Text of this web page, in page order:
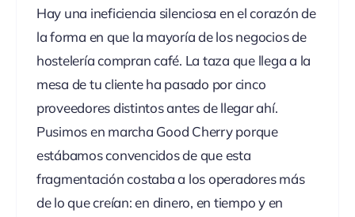
Hay una ineficiencia silenciosa en el corazón de
la forma en que la mayoría de los negocios de
hostelería compran café. La taza que llega a la
mesa de tu cliente ha pasado por cinco
proveedores distintos antes de llegar ahí.
Pusimos en marcha Good Cherry porque
estábamos convencidos de que esta
fragmentación costaba a los operadores más
de lo que creían: en dinero, en tiempo y en